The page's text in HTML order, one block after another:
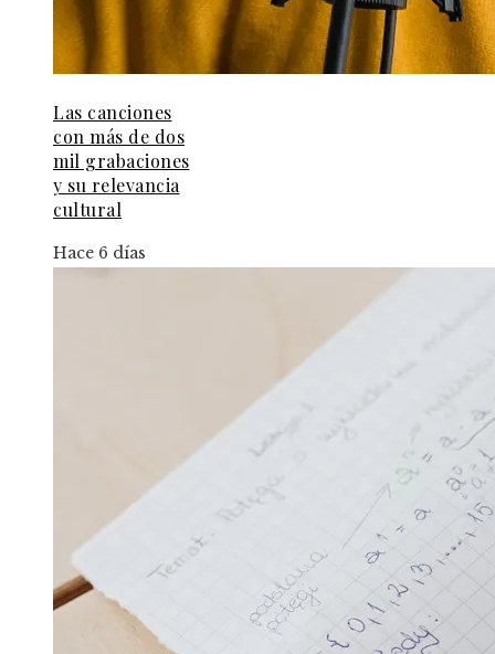
Las canciones
con más de dos
mil grabaciones
y su relevancia
cultural
Hace 6 días